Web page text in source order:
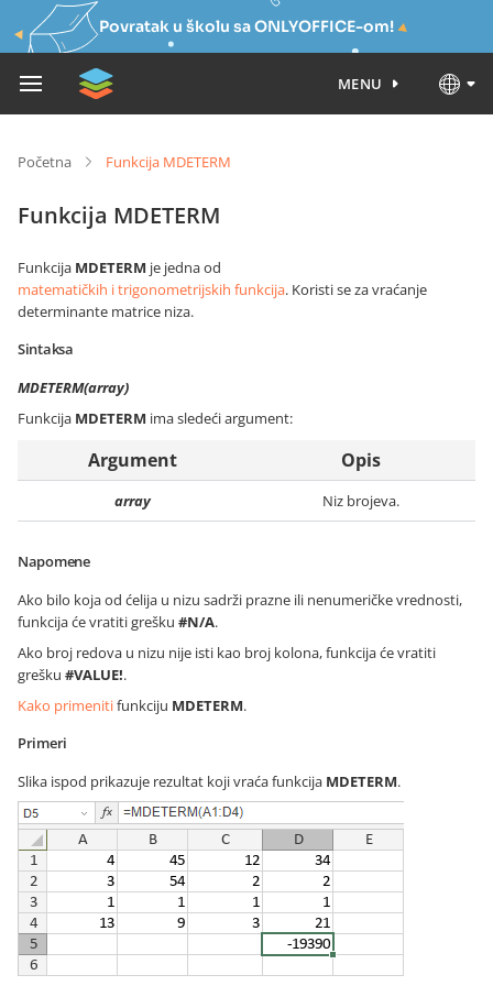
Povratak u školu sa ONLYOFFICE-om!
MENU
Početna Funkcija MDETERM
Funkcija MDETERM
Funkcija MDETERM je jedna od
matematičkih i trigonometrijskih funkcija. Koristi se za vraćanje
determinante matrice niza.
Sintaksa
MDETERM(array)
Funkcija MDETERM ima sledeći argument:
Argument Opis
array Niz brojeva.
Napomene
Ako bilo koja od ćelija u nizu sadrži prazne ili nenumeričke vrednosti,
funkcija će vratiti grešku #N/A.
Ako broj redova u nizu nije isti kao broj kolona, funkcija će vratiti
grešku #VALUE!.
Kako primenitifunkciju MDETERM.
Primeri
Slika ispod prikazuje rezultat koji vraća funkcija MDETERM.